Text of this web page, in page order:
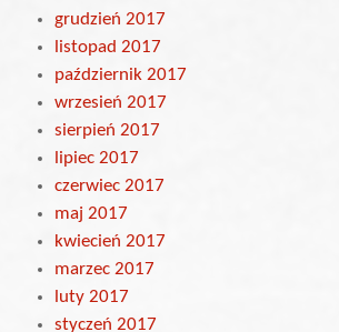
grudzień 2017
listopad 2017
październik 2017
wrzesień 2017
sierpień 2017
lipiec 2017
czerwiec 2017
maj 2017
kwiecień 2017
marzec 2017
luty 2017
styczeń 2017